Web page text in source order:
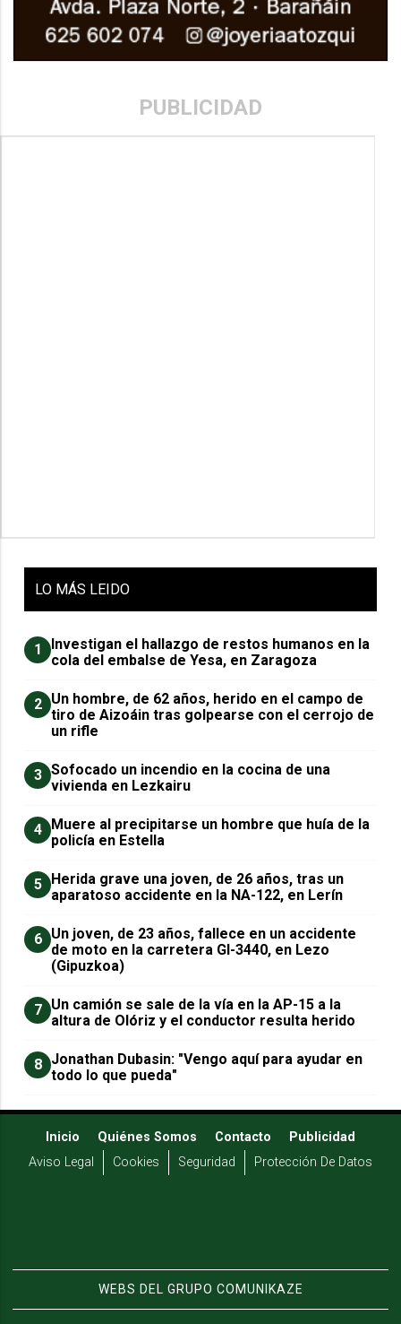
PUBLICIDAD
LO MÁS LEIDO
1
Investigan el hallazgo de restos humanos en la
cola del embalse de Yesa, en Zaragoza
2 Un hombre, de 62 años, herido en el campo de
tiro de Aizoáin tras golpearse con el cerrojo de
un rifle
3 Sofocado un incendio en la cocina de una
vivienda en Lezkairu
4
Muere al precipitarse un hombre que huía de la
policía en Estella
5
Herida grave una joven, de 26 años, tras un
aparatoso accidente en la NA-122, en Lerín
6 Un joven, de 23 años, fallece en un accidente
de moto en la carretera GI-3440, en Lezo
(Gipuzkoa)
7 Un camión se sale de la vía en la AP-15 a la
altura de Olóriz y el conductor resulta herido
8 Jonathan Dubasin: "Vengo aquí para ayudar en
todo lo que pueda"
Inicio Quiénes Somos Contacto
Publicidad
Aviso Legal
Cookies Seguridad Protección De Datos
WEBS DEL GRUPO COMUNIKAZE